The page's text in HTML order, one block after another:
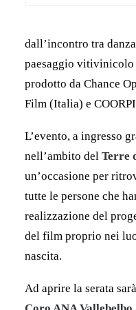
dall’incontro tra
paesaggio vitivinicolo
prodotto da Chance
Film (Italia) e
L’evento, a ingresso
nell’ambito del Terre
un’occasione per
tutte le persone che
realizzazione del
del film proprio nei
nascita.
Ad aprire la serata